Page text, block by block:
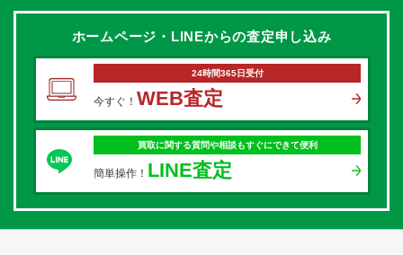
ホームページ・LINEからの査定申し込み
24時間365日受付
今すぐ！ WEB査定
買取に関する質問や相談もすぐにできて便利
簡単操作！ LINE査定